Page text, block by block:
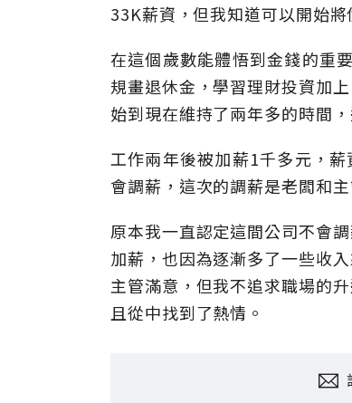
33K薪資，但我知道可以開始
在這個歲數能體悟到金錢的重
規畫退休金，學習理財投資加
始到現在維持了兩年多的時間
工作兩年後被加薪1千多元，
會調薪，這次的調薪是老闆和
原本我一直認定這間公司不會
加薪，也因為逐漸多了一些收
主管滿意，但我不追求職場的
且從中找到了熱情。